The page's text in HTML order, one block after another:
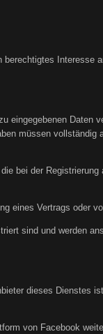
Interesse
Daten
müssen vollständig
bei der
eines Vertrags oder
sind und werden
dieses Dienstes
von Facebook